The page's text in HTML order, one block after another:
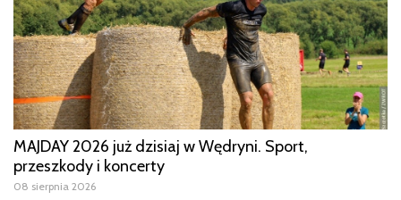
MAJDAY 2026 już dzisiaj w Wędryni. Sport,
przeszkody i koncerty
08 sierpnia 2026